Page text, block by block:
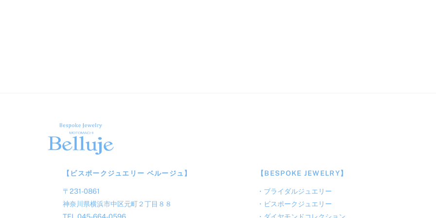
【ビスポークジュエリー ベルージュ】
〒231-0861
神奈川県横浜市中区元町２丁目８８
TEL 045-664-0596
【BESPOKE JEWELRY】
・ ブライダルジュエリー
・ ビスポークジュエリー
・ ダイヤモンドコレクション